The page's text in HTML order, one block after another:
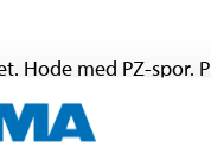
Hode med PZ-
sokler, lister,